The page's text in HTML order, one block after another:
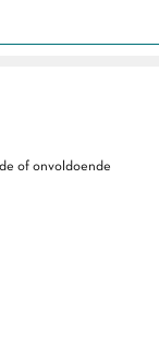
of onvoldoende